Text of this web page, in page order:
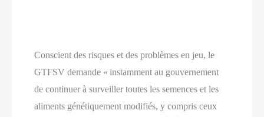
Conscient des risques et des problèmes en jeu, le
GTFSV demande « instamment au gouvernement
de continuer à surveiller toutes les semences et les
aliments génétiquement modifiés, y compris ceux